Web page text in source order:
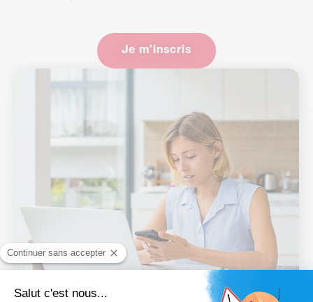
Je m'inscris